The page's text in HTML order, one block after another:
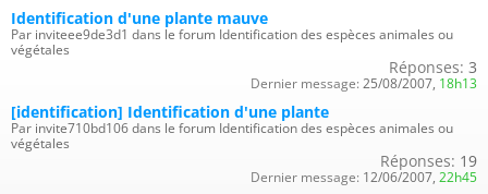
Identification d'une plante mauve
Par inviteee9de3d1 dans le forum Identification des espèces animales ou
végétales
Réponses: 3
Dernier message: 25/08/2007, 18h13
[identification] Identification d'une plante
Par invite710bd106 dans le forum Identification des espèces animales ou
végétales
Réponses: 19
Dernier message: 12/06/2007, 22h45